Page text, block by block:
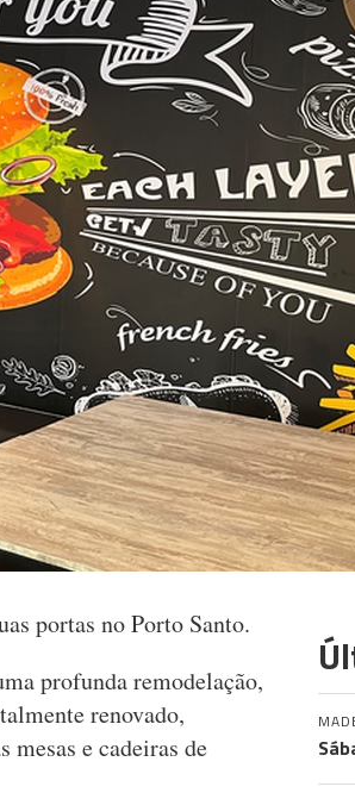
portas no Porto Santo.
profunda remodelação,
renovado,
mesas e cadeiras de